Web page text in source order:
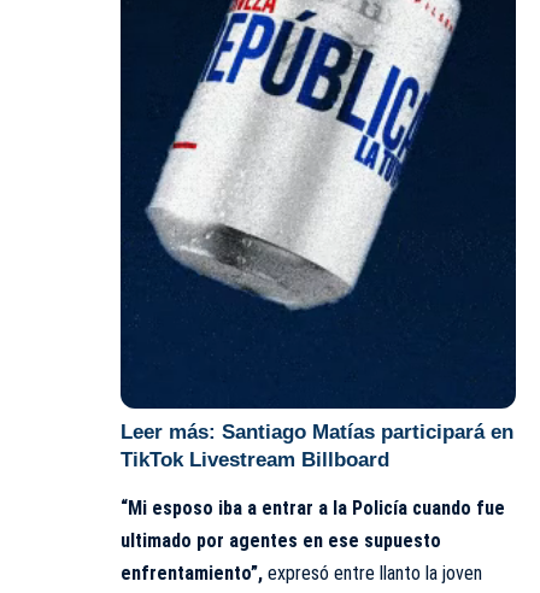
Leer más: Santiago Matías participará en
TikTok Livestream Billboard
“Mi esposo iba a entrar a la Policía cuando fue
ultimado por agentes en ese supuesto
enfrentamiento”, expresó entre llanto la joven